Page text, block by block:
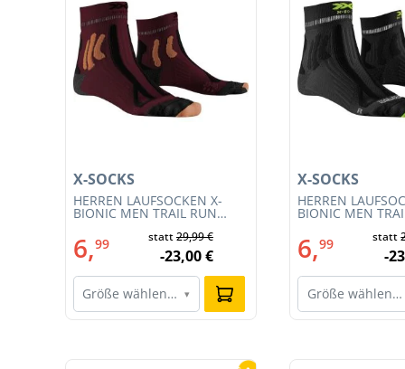
HERREN LAUFSOCKEN X-
BIONIC MEN TRAIL RUN
R019)
X-SOCKS
6,99 statt29,99 €
-23,00 €
Größe wählen… ▾
HERREN
BIONIC MEN
011)
X-SOCKS
6,99 statt
-
Größe wählen…